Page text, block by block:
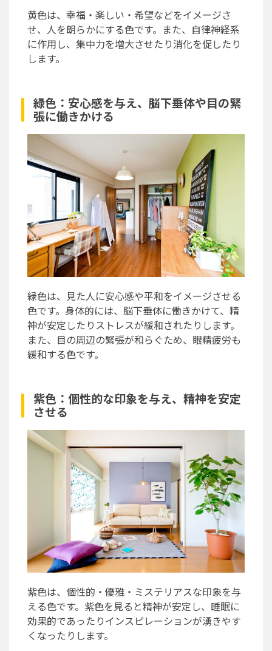
黄色は、幸福・楽しい・希望などをイメージさ
せ、人を朗らかにする色です。また、自律神経系
に作用し、集中力を増大させたり消化を促したり
します。
緑色：安心感を与え、脳下垂体や目の緊
張に働きかける
緑色は、見た人に安心感や平和をイメージさせる
色です。身体的には、脳下垂体に働きかけて、精
神が安定したりストレスが緩和されたりします。
また、目の周辺の緊張が和らぐため、眼精疲労も
緩和する色です。
紫色：個性的な印象を与え、精神を安定
させる
紫色は、個性的・優雅・ミステリアスな印象を与
える色です。紫色を見ると精神が安定し、睡眠に
効果的であったりインスピレーションが湧きやす
くなったりします。